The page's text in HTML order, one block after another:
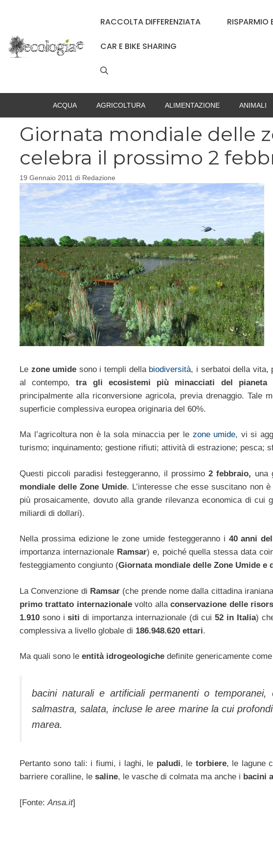
RACCOLTA DIFFERENZIATA RISPARMIO
CAR E BIKE SHARING
ACQUA AGRICOLTURA ALIMENTAZIONE ANIMALI
Giornata mondiale delle
celebra il prossimo 2
19 Gennaio 2011 di Redazione
Le zone umide sono i templi della biodiversità, i serbatoi della
al contempo,tra gli ecosistemi più minacciati del pianeta
principalmente alla riconversione agricola, previa drenaggio. Tale
superficie complessiva europea originaria del 60%.
Ma l’agricoltura non è la sola minaccia per le zone umide, vi si
turismo; inquinamento; gestione rifiuti; attività di estrazione; pesca;
Questi piccoli paradisi festeggeranno, il prossimo 2 febbraio, una
mondiale delle Zone Umide. L’interesse che esse suscitano non
più prosaicamente, dovuto alla grande rilevanza economica di
miliardi di dollari).
Nella prossima edizione le zone umide festeggeranno i 40 anni
importanza internazionale Ramsar) e, poiché quella stessa data
festeggiamento congiunto (Giornata mondiale delle Zone Umide e
La Convenzione di Ramsar (che prende nome dalla cittadina
primo trattato internazionalevolto allaconservazione delle
1.910 sono isitidi importanza internazionale (di cui52 in Italia)
complessiva a livello globale di 186.948.620 ettari.
Ma quali sono le entità idrogeologiche definite genericamente come
bacini naturali e artificiali permanenti o
salmastra, salata, incluse le aree marine la cui
marea.
Pertanto sono tali: i fiumi, i laghi, le paludi, le torbiere, le lagune
barriere coralline, le saline, le vasche di colmata ma anche i bacini
[Fonte:Ansa.it]